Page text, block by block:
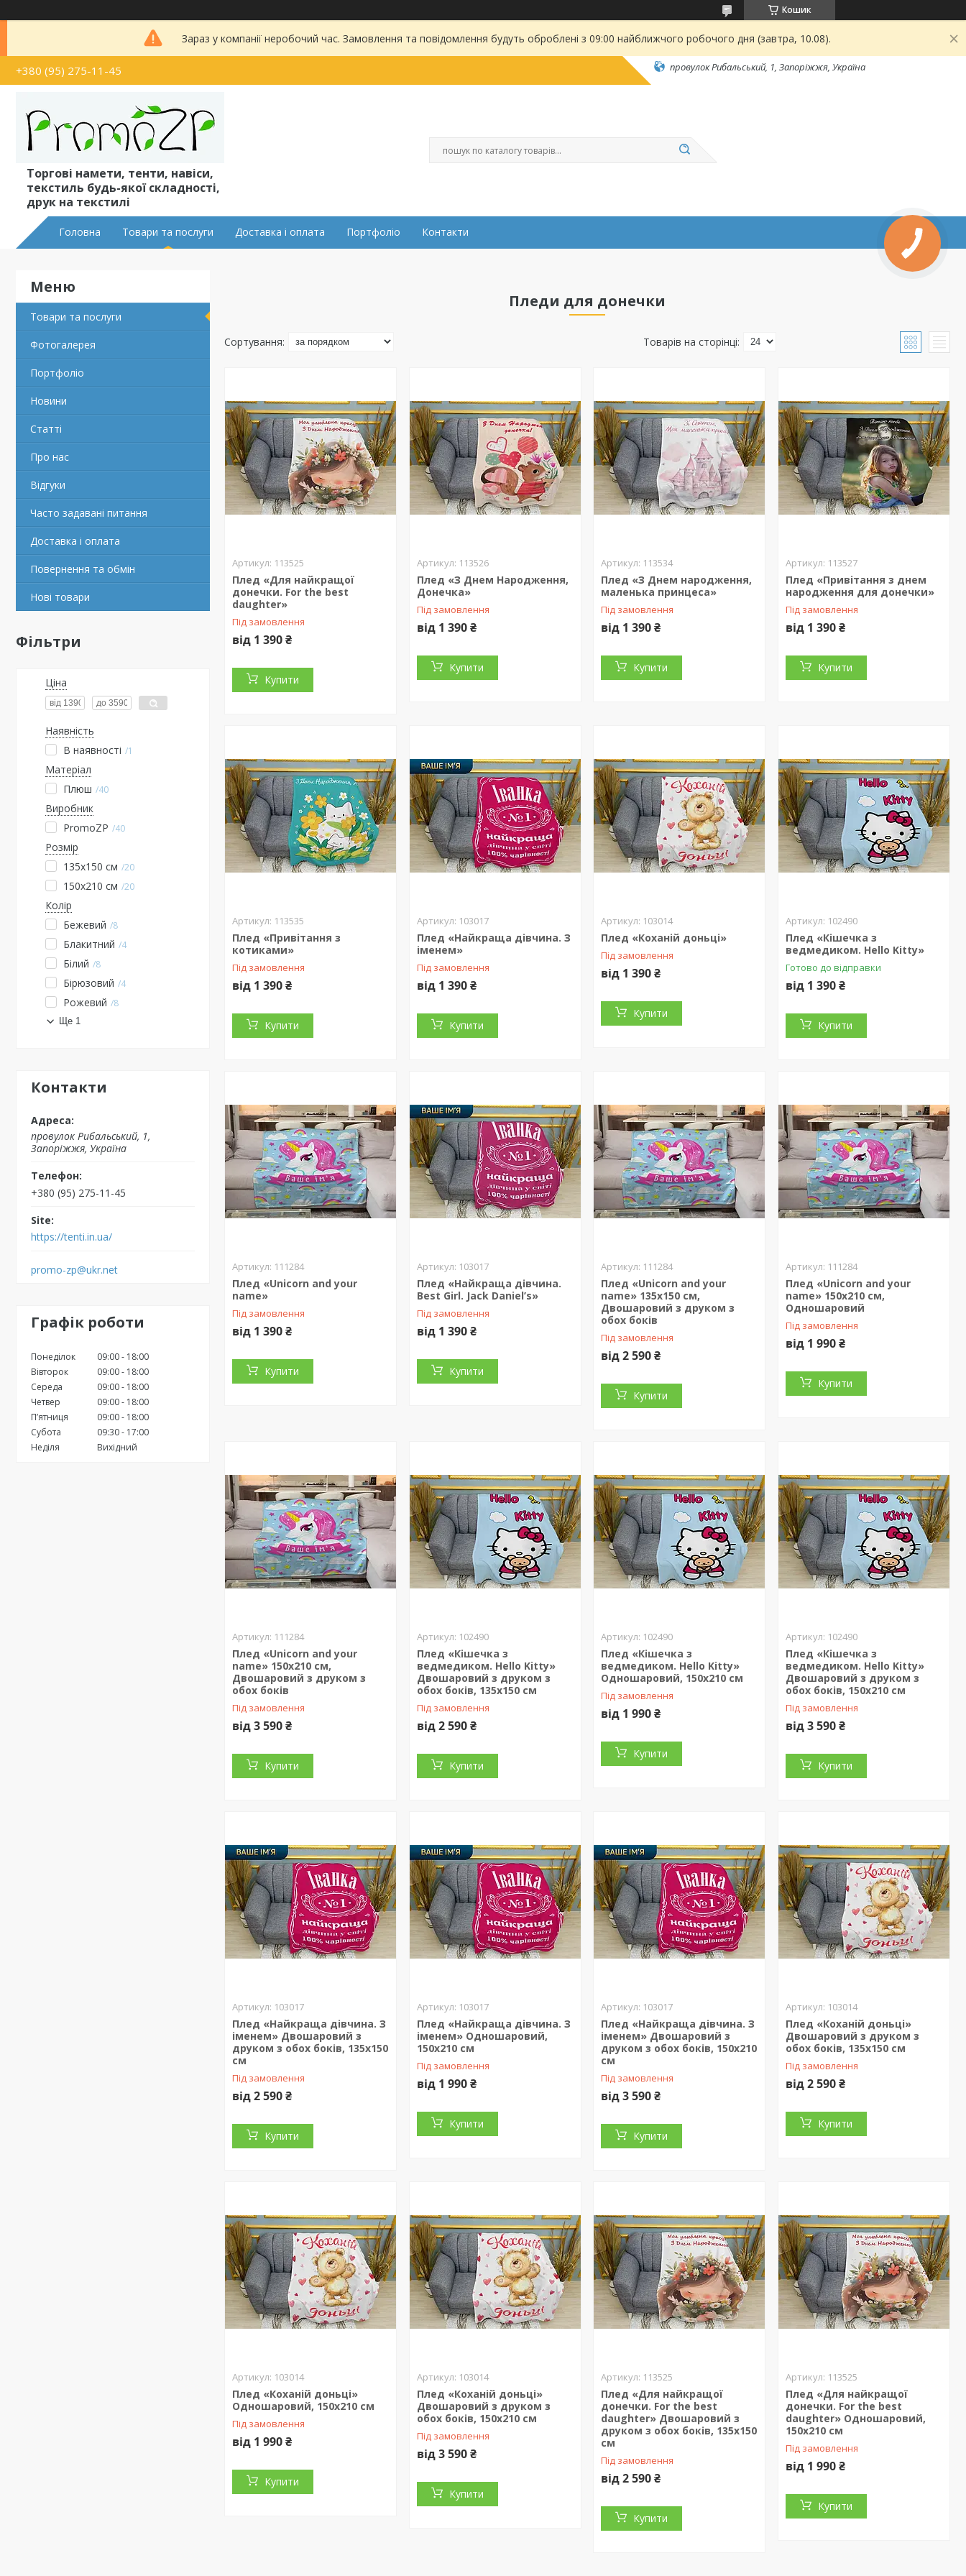
Кошик
Зараз у компанії неробочий час. Замовлення та повідомлення будуть оброблені з 09:00 найближчого робочого дня (завтра, 10.08).
+380 (95) 275-11-45 провулок Рибальський, 1, Запоріжжя, Україна
Торгові намети, тенти, навіси,
текстиль будь-якої складності,
друк на текстилі
Головна Товари та послуги Доставка і оплата Портфоліо Контакти
Товари та послуги
Фотогалерея
Портфоліо
Новини
Статті
Про нас
Відгуки
Часто задавані питання
Доставка і оплата
Повернення та обмін
Нові товари
Фільтри
Ціна
Наявність
В наявності
1
Матеріал
Плюш
40
Виробник
PromoZP
40
Розмір
135х150 см 20
150х210 см 20
Колір
Бежевий
8
Блакитний 4
Білий 8
Бірюзовий 4
Рожевий 8
Ще 1
Контакти
провулок Рибальський, 1,
Запоріжжя, Україна
+380 (95) 275-11-45
https://tenti.in.ua/
promo-zp@ukr.net
Графік роботи
Понеділок 09:00
18:00
Вівторок
09:00
18:00
Середа
09:00
18:00
Четвер
09:00
18:00
Пʼятниця
09:00
18:00
Субота
09:30
17:00
Неділя
Вихідний
Пледи для донечки
113525
Плед «Для найкращої
донечки. For the best
daughter»
Під замовлення
від 1 390 ₴
Купити
113526
Плед «З Днем Народження,
Донечка»
Під замовлення
від 1 390 ₴
Купити
113534
Плед «З Днем народження,
маленька принцеса»
Під замовлення
від 1 390 ₴
Купити
113527
Плед «Привітання з днем
народження для донечки»
Під замовлення
від 1 390 ₴
Купити
113535
Плед «Привітання з
котиками»
Під замовлення
від 1 390 ₴
Купити
103017
Плед «Найкраща дівчина. З
іменем»
Під замовлення
від 1 390 ₴
Купити
103014
Плед «Коханій доньці»
Під замовлення
від 1 390 ₴
Купити
102490
Плед «Кішечка з
ведмедиком. Hello Kitty»
Готово до відправки
від 1 390 ₴
Купити
111284
Плед «Unicorn and your
name»
Під замовлення
від 1 390 ₴
Купити
103017
Плед «Найкраща дівчина.
Best Girl. Jack Daniel’s»
Під замовлення
від 1 390 ₴
Купити
111284
Плед «Unicorn and your
name» 135х150 см,
Двошаровий з друком з
обох боків
Під замовлення
від 2 590 ₴
Купити
111284
Плед «Unicorn and your
name» 150х210 см,
Одношаровий
Під замовлення
від 1 990 ₴
Купити
111284
Плед «Unicorn and your
name» 150х210 см,
Двошаровий з друком з
обох боків
Під замовлення
від 3 590 ₴
Купити
102490
Плед «Кішечка з
ведмедиком. Hello Kitty»
Двошаровий з друком з
обох боків, 135х150 см
Під замовлення
від 2 590 ₴
Купити
102490
Плед «Кішечка з
ведмедиком. Hello Kitty»
Одношаровий, 150х210 см
Під замовлення
від 1 990 ₴
Купити
102490
Плед «Кішечка з
ведмедиком. Hello Kitty»
Двошаровий з друком з
обох боків, 150х210 см
Під замовлення
від 3 590 ₴
Купити
103017
Плед «Найкраща дівчина. З
іменем» Двошаровий з
друком з обох боків, 135х150
см
Під замовлення
від 2 590 ₴
Купити
103017
Плед «Найкраща дівчина. З
іменем» Одношаровий,
150х210 см
Під замовлення
від 1 990 ₴
Купити
103017
Плед «Найкраща дівчина. З
іменем» Двошаровий з
друком з обох боків, 150х210
см
Під замовлення
від 3 590 ₴
Купити
103014
Плед «Коханій доньці»
Двошаровий з друком з
обох боків, 135х150 см
Під замовлення
від 2 590 ₴
Купити
103014
Плед «Коханій доньці»
Одношаровий, 150х210 см
Під замовлення
від 1 990 ₴
Купити
103014
Плед «Коханій доньці»
Двошаровий з друком з
обох боків, 150х210 см
Під замовлення
від 3 590 ₴
Купити
113525
Плед «Для найкращої
донечки. For the best
daughter» Двошаровий з
друком з обох боків, 135х150
см
Під замовлення
від 2 590 ₴
Купити
113525
Плед «Для найкращої
донечки. For the best
daughter» Одношаровий,
150х210 см
Під замовлення
від 1 990 ₴
Купити